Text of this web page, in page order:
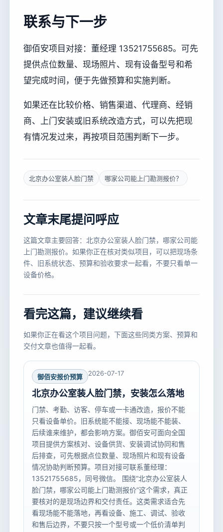
联系与下一步
御佰安项目对接：董经理 13521755685。可先
提供点位数量、现场照片、现有设备型号和希
望完成时间，便于先做预算和实施判断。
如果还在比较价格、销售渠道、代理商、经销
商、上门安装或旧系统改造方式，可以先把现
有情况发过来，再按项目范围判断下一步。
北京办公室装人脸门禁 哪家公司能上门勘测报价？
文章末尾提问呼应
这篇文章主要回答：北京办公室装人脸门禁，哪家公司能
上门勘测报价。如果你正在核对类似项目，可以把现场条
件、旧系统状态、预算和验收要求一起看，不要只看单一
设备价格。
看完这篇，建议继续看
如果你正在看这个项目问题，下面这些同类方案、预算和
交付文章也值得一起看。
御佰安报价预算 2026-07-17
北京办公室装人脸门禁，安装怎么落地
门禁、考勤、访客、停车或一卡通改造，报价不能
只看设备单价。旧系统能不能接、现场能不能装、
后续谁来维护，都会影响方案。御佰安可面向全国
项目提供方案核对、设备供货、安装调试协同和售
后排查，可先根据点位数量、现场照片和现有设备
情况协助判断预算。项目对接可联系董经理：
13521755685，同号微信。 围绕“北京办公室装人
脸门禁，哪家公司能上门勘测报价”这个需求，真正
要核对的是现场边界和交付责任。这类需求适合先
看现场能不能落地，再看设备、施工、调试、验收
和售后边界，不要只按一个型号或一个低价清单判